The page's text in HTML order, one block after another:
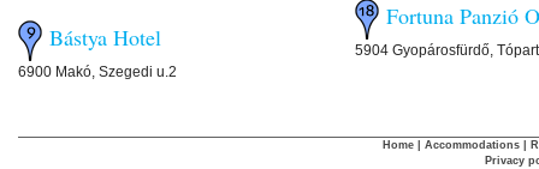
Bástya Hotel
6900 Makó, Szegedi u.2
Fortuna Panzió
5904 Gyopárosfürdő,
Home Accommodations
Privacy